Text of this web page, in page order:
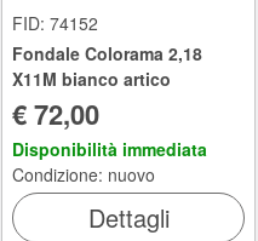
FID: 74152
Fondale Colorama 2,18
X11M bianco artico
€ 72,00
Disponibilità immediata
Condizione: nuovo
Dettagli